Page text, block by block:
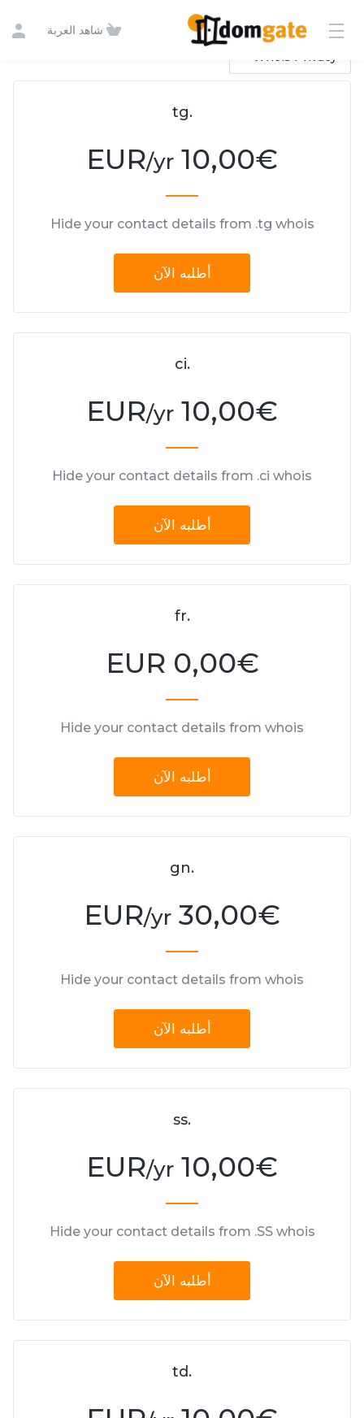
شاهد العربة
Whois Privacy
.tg
€
10,00 EUR
/yr
Hide your contact details from .tg whois
أطلبه الآن
.ci
€
10,00 EUR
/yr
Hide your contact details from .ci whois
أطلبه الآن
.fr
€
0,00 EUR
Hide your contact details from whois
أطلبه الآن
.gn
€
30,00 EUR
/yr
Hide your contact details from whois
أطلبه الآن
.ss
€
10,00 EUR
/yr
Hide your contact details from .SS whois
أطلبه الآن
.td